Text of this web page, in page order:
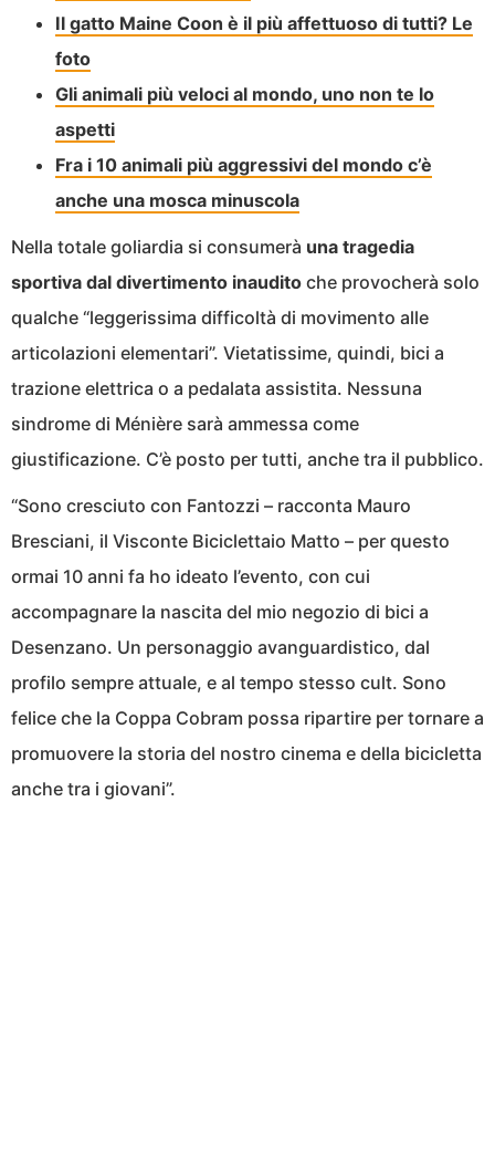
Il gatto Maine Coon è il più affettuoso di tutti? Le
foto
Gli animali più veloci al mondo, uno non te lo
aspetti
Fra i 10 animali più aggressivi del mondo c’è
anche una mosca minuscola
Nella totale goliardia si consumerà una tragedia
sportiva dal divertimento inaudito che provocherà solo
qualche “leggerissima difficoltà di movimento alle
articolazioni elementari”. Vietatissime, quindi, bici a
trazione elettrica o a pedalata assistita. Nessuna
sindrome di Ménière sarà ammessa come
giustificazione. C’è posto per tutti, anche tra il pubblico.
“Sono cresciuto con Fantozzi – racconta Mauro
Bresciani, il Visconte Biciclettaio Matto – per questo
ormai 10 anni fa ho ideato l’evento, con cui
accompagnare la nascita del mio negozio di bici a
Desenzano. Un personaggio avanguardistico, dal
profilo sempre attuale, e al tempo stesso cult. Sono
felice che la Coppa Cobram possa ripartire per tornare a
promuovere la storia del nostro cinema e della bicicletta
anche tra i giovani”.